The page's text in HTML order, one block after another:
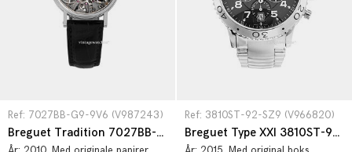
Ref: 7027BB-G9-9V6 (V987243)
Breguet Tradition 7027BB-G9-9V6
Ref: 3810ST-92-SZ9 (V966820)
Breguet Type XXI 3810ST-92-SZ9